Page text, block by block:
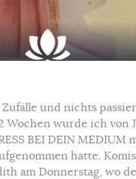
Zufälle und nichts
Wochen wurde ich von
BEI DEIN
hatte.
am Donnerstag, wo